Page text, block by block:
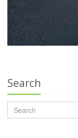
Search